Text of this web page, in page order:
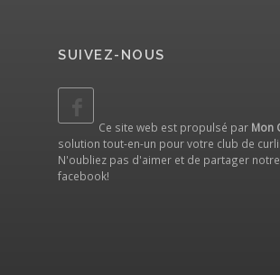
SUIVEZ-NOUS
Ce site web est propulsé par Mon
solution tout-en-un pour votre club de
N'oubliez pas d'aimer et de partager notre
facebook!